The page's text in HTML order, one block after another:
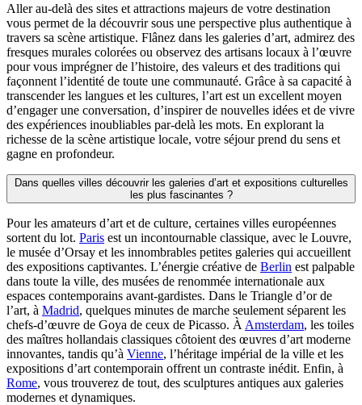
Aller au-delà des sites et attractions majeurs de votre destination
vous permet de la découvrir sous une perspective plus authentique à
travers sa scène artistique. Flânez dans les galeries d’art, admirez des
fresques murales colorées ou observez des artisans locaux à l’œuvre
pour vous imprégner de l’histoire, des valeurs et des traditions qui
façonnent l’identité de toute une communauté. Grâce à sa capacité à
transcender les langues et les cultures, l’art est un excellent moyen
d’engager une conversation, d’inspirer de nouvelles idées et de vivre
des expériences inoubliables par-delà les mots. En explorant la
richesse de la scène artistique locale, votre séjour prend du sens et
gagne en profondeur.
Dans quelles villes découvrir les galeries d’art et expositions culturelles
les plus fascinantes ?
Pour les amateurs d’art et de culture, certaines villes européennes
sortent du lot. Paris est un incontournable classique, avec le Louvre,
le musée d’Orsay et les innombrables petites galeries qui accueillent
des expositions captivantes. L’énergie créative de Berlin est palpable
dans toute la ville, des musées de renommée internationale aux
espaces contemporains avant-gardistes. Dans le Triangle d’or de
l’art, à Madrid, quelques minutes de marche seulement séparent les
chefs-d’œuvre de Goya de ceux de Picasso. À Amsterdam, les toiles
des maîtres hollandais classiques côtoient des œuvres d’art moderne
innovantes, tandis qu’à Vienne, l’héritage impérial de la ville et les
expositions d’art contemporain offrent un contraste inédit. Enfin, à
Rome, vous trouverez de tout, des sculptures antiques aux galeries
modernes et dynamiques.